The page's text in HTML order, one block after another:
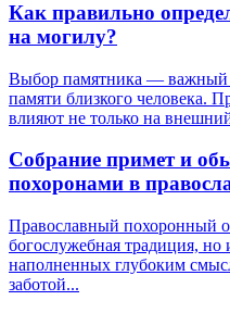
Как правильно
на могилу?
Выбор памятника — важный
памяти близкого человека.
влияют не только на
Собрание примет и
похоронами в
Православный похоронный
богослужебная традиция, но
наполненных глубоким
заботой...